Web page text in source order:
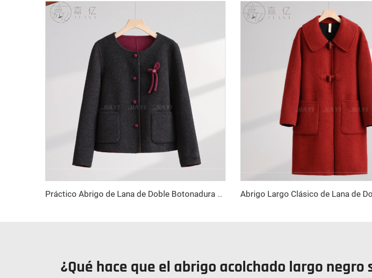
Práctico Abrigo de Lana de Doble Botonadura con Detalle de Lazos Bonitos y Cierre de Botones, Larga Chaqueta de Invierno con Bolsillos Prácticos
¿Qué hace que el abrigo acolchado largo